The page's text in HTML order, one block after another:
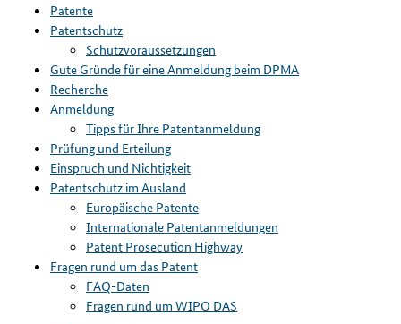
Patente
Patentschutz
Schutzvoraussetzungen
Gute Gründe für eine Anmeldung beim DPMA
Recherche
Anmeldung
Tipps für Ihre Patentanmeldung
Prüfung und Erteilung
Einspruch und Nichtigkeit
Patentschutz im Ausland
Europäische Patente
Internationale Patentanmeldungen
Patent Prosecution Highway
Fragen rund um das Patent
FAQ-Daten
Fragen rund um WIPO DAS